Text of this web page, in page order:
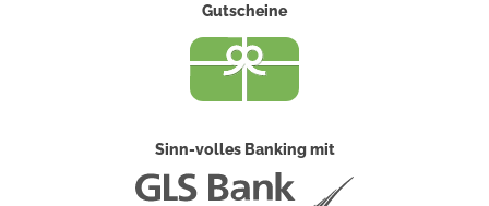
Gutscheine
Sinn-volles Banking mit